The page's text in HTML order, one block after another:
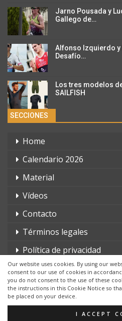
Our website uses cookies. By using our
consent to our use of cookies in
you do not consent to the use of these
the instructions in this Cookie Notice so
be placed on your device.
I ACCEPT
Jarno Pousada y
Gallego de…
Alfonso Izquierdo y
Desafío…
Los tres modelos
SAILFISH
SECCIONES
Home
Calendario 2026
Material
Vídeos
Contacto
Términos legales
Política de privacidad
© 2026 - triatlonchannel.com.
Página web creada